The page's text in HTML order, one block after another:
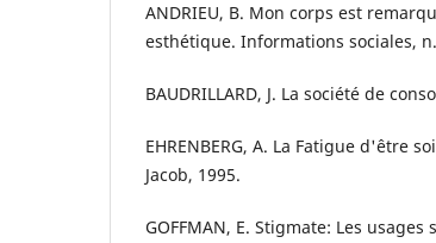
ANDRIEU, B. Mon corps est
esthétique. Informations sociales,
BAUDRILLARD, J. La société de
EHRENBERG, A. La Fatigue d'être
Jacob, 1995.
GOFFMAN, E. Stigmate: Les